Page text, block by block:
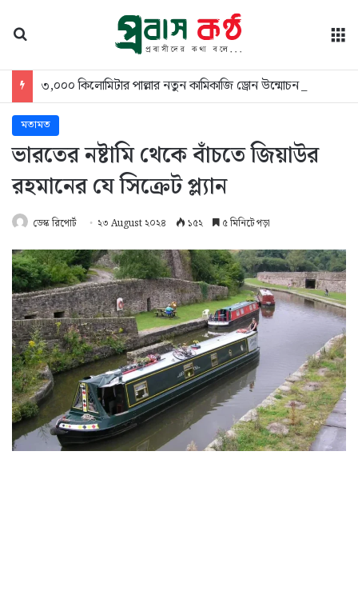
মতামত
ভারতের নষ্টামি থেকে বাঁচতে জিয়াউর
রহমানের যে সিক্রেট প্ল্যান
ডেস্ক রিপোর্ট ২৩ August ২০২৪ ১৫২ ৫ মিনিটে পড়া